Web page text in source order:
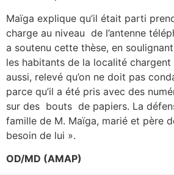
Maïga explique qu’il était parti
charge au niveau de l’antenne
a soutenu cette thèse, en
les habitants de la localité
aussi, relevé qu’on ne doit pas
parce qu’il a été pris avec des
sur des bouts de papiers. La
famille de M. Maïga, marié et père
besoin de lui ».
OD/MD (AMAP)